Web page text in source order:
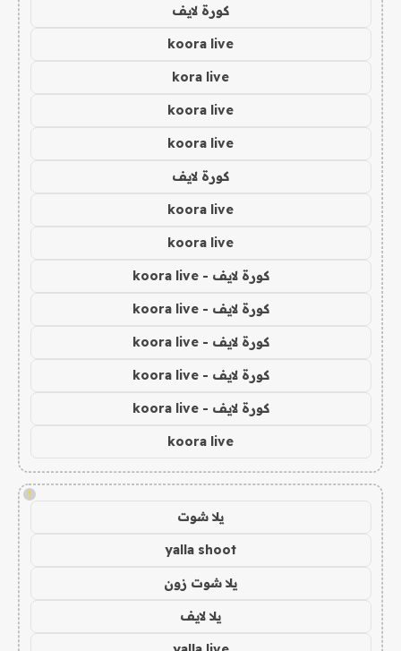
كورة لايف
koora live
kora live
koora live
koora live
كورة لايف
koora live
koora live
كورة لايف - koora live
كورة لايف - koora live
كورة لايف - koora live
كورة لايف - koora live
كورة لايف - koora live
koora live
!
يلا شوت
yalla shoot
يلا شوت زون
يلا لايف